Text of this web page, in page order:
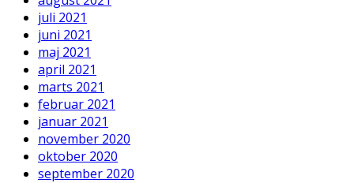
juli 2021
juni 2021
maj 2021
april 2021
marts 2021
februar 2021
januar 2021
november 2020
oktober 2020
september 2020